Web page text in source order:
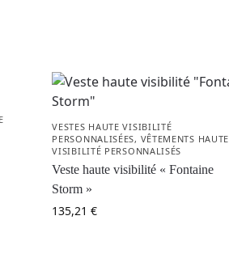
VESTES HAUTE VISIBILITÉ
PERSONNALISÉES, VÊTEMENTS HAUTE
VISIBILITÉ PERSONNALISÉS
Veste haute visibilité « Fontaine
Storm »
135,21€